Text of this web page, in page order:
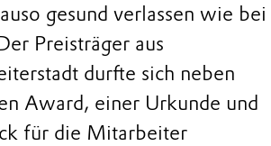
gesund verlassen wie bei
Preisträger aus
durfte sich neben
Award, einer Urkunde und
für die Mitarbeiter